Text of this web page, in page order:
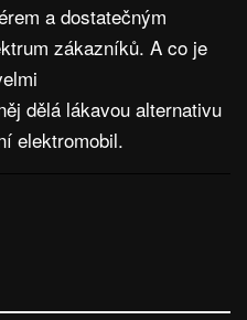
a dostatečným
zákazníků. A co je
dělá lákavou alternativu
elektromobil.